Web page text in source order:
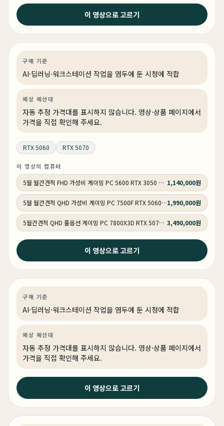
이 영상으로 고르기
AI·딥러닝
2026년 5월 24일
최고의 PC견적 4종 - 실제 테스트까지 다해서 성능검증까
지 완료 !
구매 기준
AI·딥러닝·워크스테이션 작업을 염두에 둔 시청에 적합
예상 예산대
자동 추정 가격대를 표시하지 않습니다. 영상·상품 페이지에서
가격을 직접 확인해 주세요.
RTX 5060 RTX 5070
이 영상의 컴퓨터
5월 월간견적 FHD 가성비 게이밍 PC 5600 RTX 3050 GY505 1,140,000원
5월 월간견적 QHD 가성비 게이밍 PC 7500F RTX 5060 Ti GY5061,990,000원
5월간견적 QHD 풀옵션 게이밍 PC 7800X3D RTX 5070 GY507 3,490,000원
이 영상으로 고르기
AI·딥러닝
2026년 5월 19일
가격이 올라도 어쩔 수 없습니다. SSD는 무조건 이런거
써야 합니다!
구매 기준
AI·딥러닝·워크스테이션 작업을 염두에 둔 시청에 적합
예상 예산대
자동 추정 가격대를 표시하지 않습니다. 영상·상품 페이지에서
가격을 직접 확인해 주세요.
이 영상으로 고르기
2026년 5월 14일
완벽한 디자인! 최고의 성능! 붉은사막 QHD 풀옵션 게이
밍PC 추천